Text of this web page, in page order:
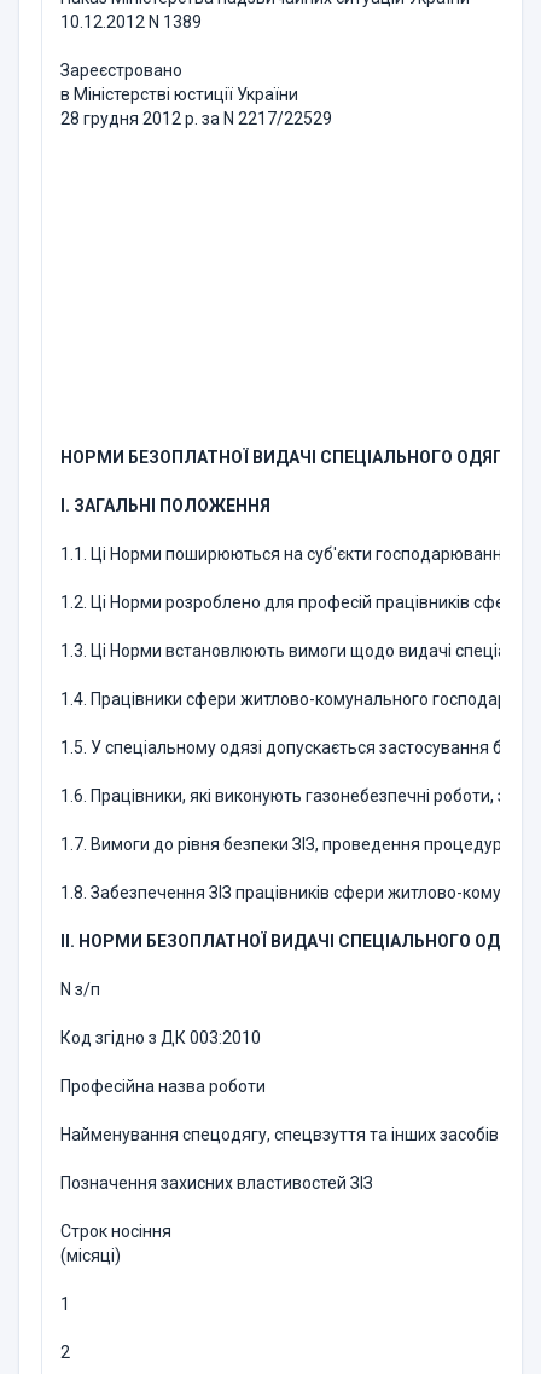
10.12.2012 N 1389
Зареєстровано
в Міністерстві юстиції України
28 грудня 2012 р. за N 2217/22529
НОРМИ БЕЗОПЛАТНОЇ ВИДАЧІ СПЕЦІАЛЬНОГО ОДЯГУ,
I. ЗАГАЛЬНІ ПОЛОЖЕННЯ
1.1. Ці Норми поширюються на суб'єкти господарювання
1.2. Ці Норми розроблено для професій працівників сфери
1.3. Ці Норми встановлюють вимоги щодо видачі
1.4. Працівники сфери житлово-комунального
1.5. У спеціальному одязі допускається застосування
1.6. Працівники, які виконують газонебезпечні роботи,
1.7. Вимоги до рівня безпеки ЗІЗ, проведення процедури
1.8. Забезпечення ЗІЗ працівників сфери житлово-
II. НОРМИ БЕЗОПЛАТНОЇ ВИДАЧІ СПЕЦІАЛЬНОГО
N з/п
Код згідно з ДК 003:2010
Професійна назва роботи
Найменування спецодягу, спецвзуття та інших засобів
Позначення захисних властивостей ЗІЗ
Строк носіння
(місяці)
1
2